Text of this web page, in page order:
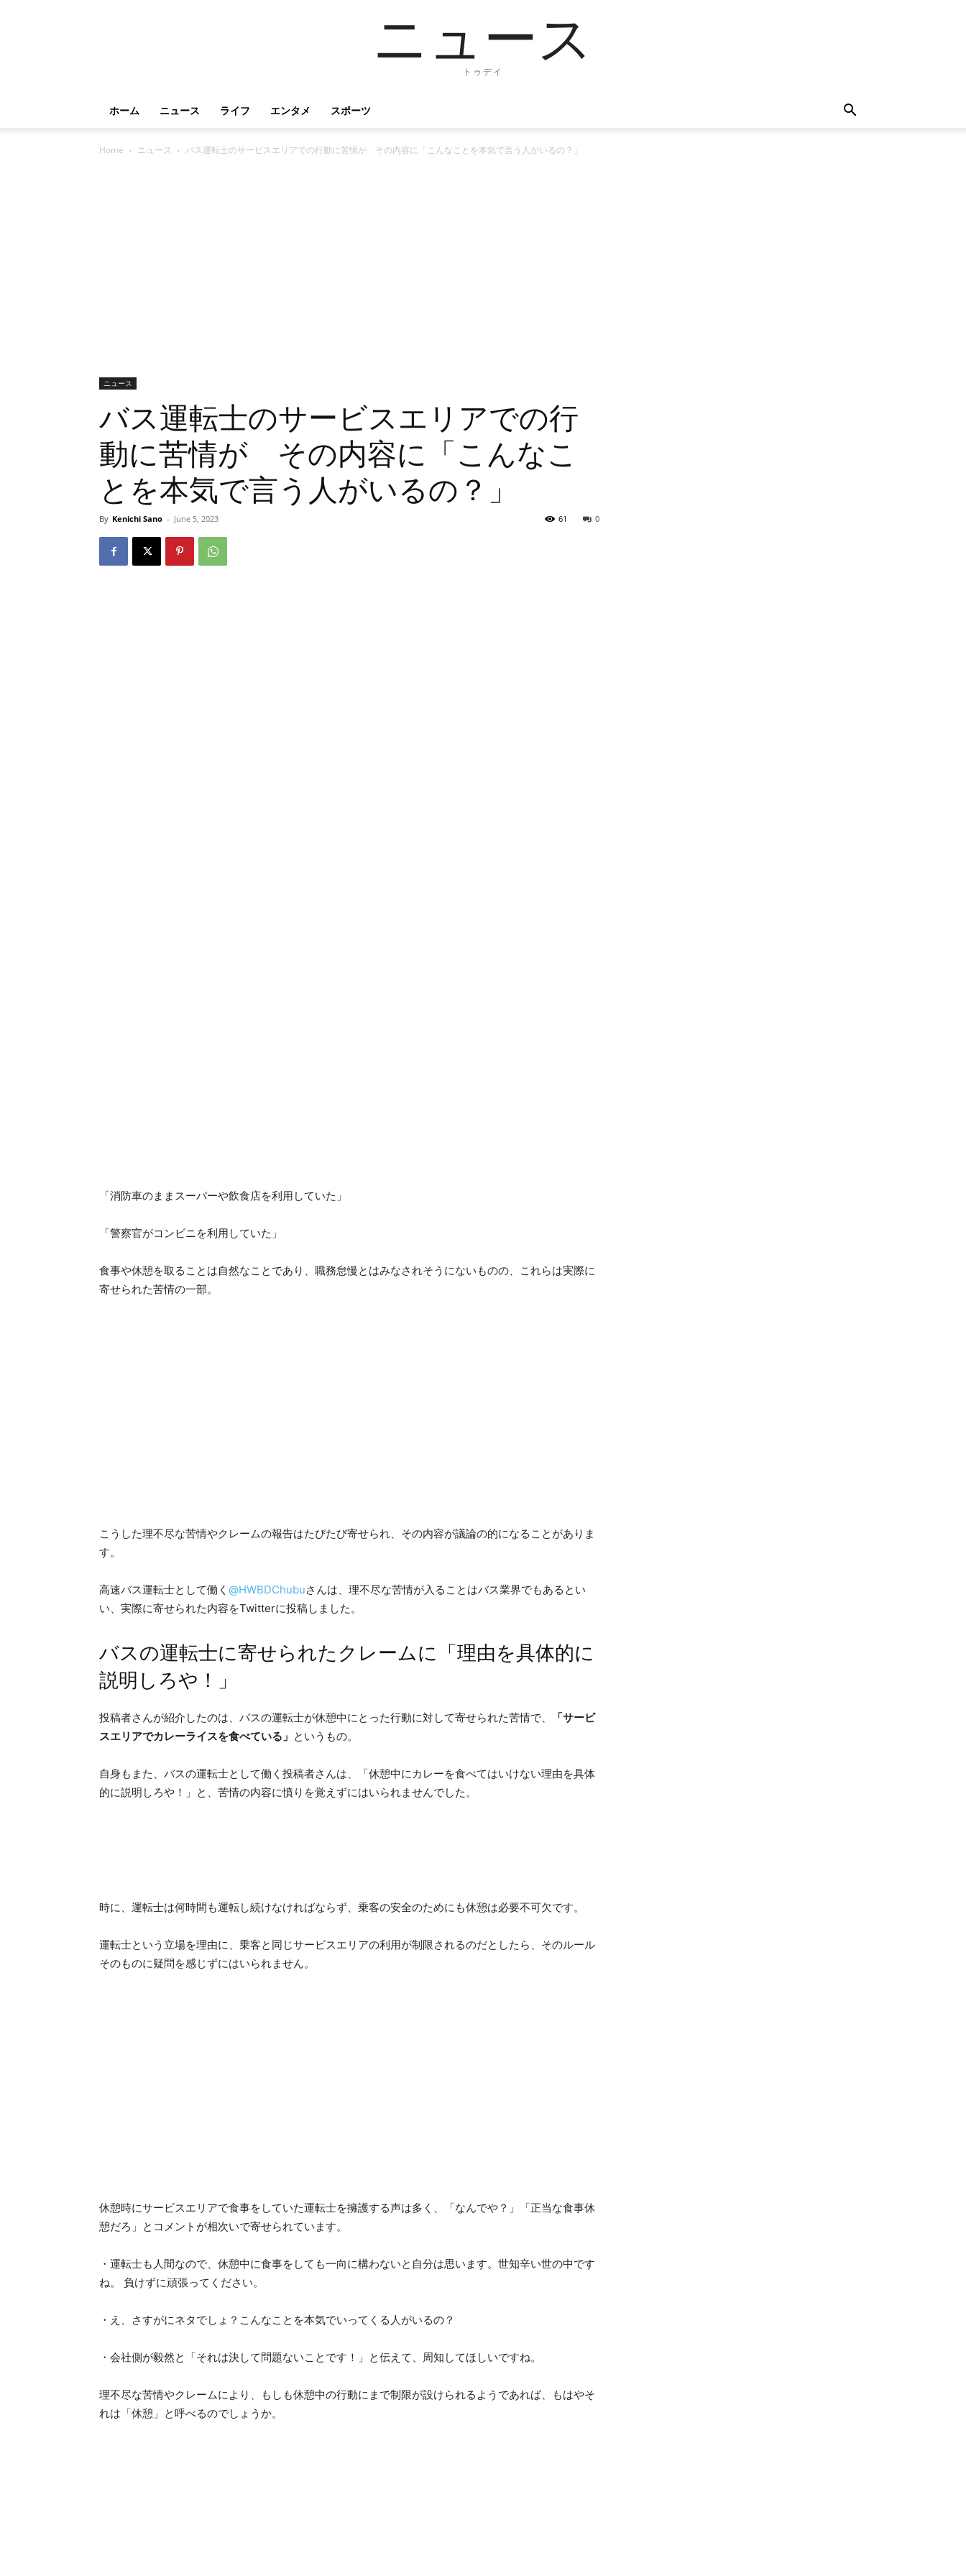
ニュース
トゥデイ
ホーム ニュース ライフ エンタメ スポーツ
Home ニュース バス運転士のサービスエリアでの行動に苦情が その内容に「こんなことを本気で言う人がいるの？」
ニュース
バス運転士のサービスエリアでの行
動に苦情が その内容に「こんなこ
とを本気で言う人がいるの？」
By Kenichi Sano - June 5, 2023 0
61
「消防車のままスーパーや飲食店を利用していた」
「警察官がコンビニを利用していた」
食事や休憩を取ることは自然なことであり、職務怠慢とはみなされそうにないものの、これらは実際に
寄せられた苦情の一部。
こうした理不尽な苦情やクレームの報告はたびたび寄せられ、その内容が議論の的になることがありま
す。
高速バス運転士として働く @HWBDChubuさんは、理不尽な苦情が入ることはバス業界でもあるとい
い、実際に寄せられた内容をTwitterに投稿しました。
バスの運転士に寄せられたクレームに「理由を具体的に
説明しろや！」
投稿者さんが紹介したのは、バスの運転士が休憩中にとった行動に対して寄せられた苦情で、
「サービ
スエリアでカレーライスを食べている」 というもの。
自身もまた、バスの運転士として働く投稿者さんは、「休憩中にカレーを食べてはいけない理由を具体
的に説明しろや！」と、苦情の内容に憤りを覚えずにはいられませんでした。
時に、運転士は何時間も運転し続けなければならず、乗客の安全のためにも休憩は必要不可欠です。
運転士という立場を理由に、乗客と同じサービスエリアの利用が制限されるのだとしたら、そのルール
そのものに疑問を感じずにはいられません。
休憩時にサービスエリアで食事をしていた運転士を擁護する声は多く、「なんでや？」「正当な食事休
憩だろ」とコメントが相次いで寄せられています。
・運転士も人間なので、休憩中に食事をしても一向に構わないと自分は思います。世知辛い世の中です
ね。 負けずに頑張ってください。
・え、さすがにネタでしょ？こんなことを本気でいってくる人がいるの？
・会社側が毅然と「それは決して問題ないことです！」と伝えて、周知してほしいですね。
理不尽な苦情やクレームにより、もしも休憩中の行動にまで制限が設けられるようであれば、もはやそ
れは「休憩」と呼べるのでしょうか。